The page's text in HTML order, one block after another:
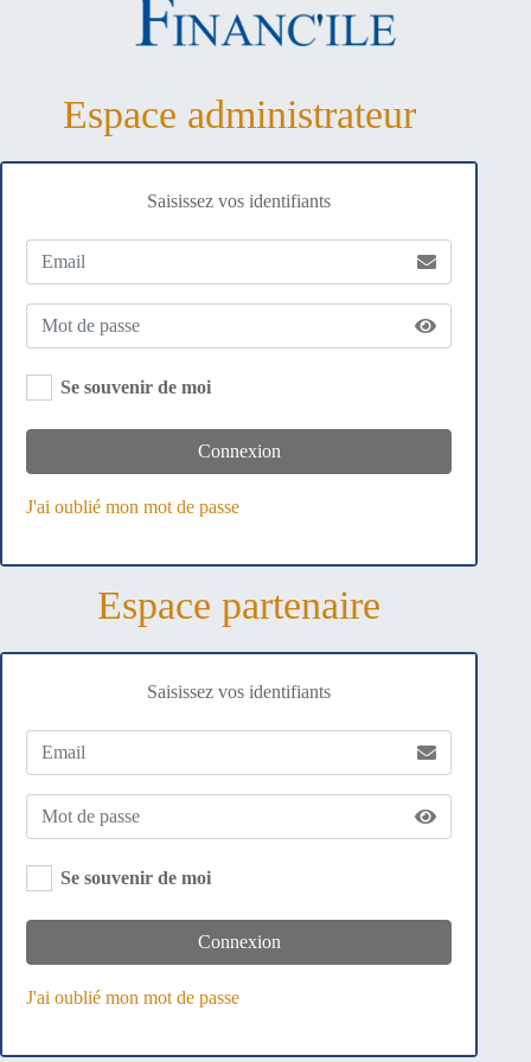
Espace administrateur
Saisissez vos identifiants
Se souvenir de moi
Connexion
J'ai oublié mon mot de passe
Espace partenaire
Saisissez vos identifiants
Se souvenir de moi
Connexion
J'ai oublié mon mot de passe